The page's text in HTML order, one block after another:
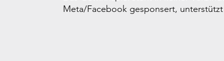
Meta/Facebook gesponsert,